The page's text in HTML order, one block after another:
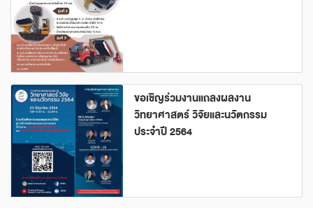
ขอเชิญร่วมงานแถลงผลงาน
วิทยาศาสตร์ วิจัยและนวัตกรรม
ประจำปี 2564